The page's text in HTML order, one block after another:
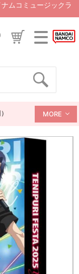
ムコミュージックラ
MORE